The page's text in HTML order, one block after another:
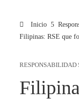
Inicio
Filipinas: RSE que
RESPONSABILIDAD